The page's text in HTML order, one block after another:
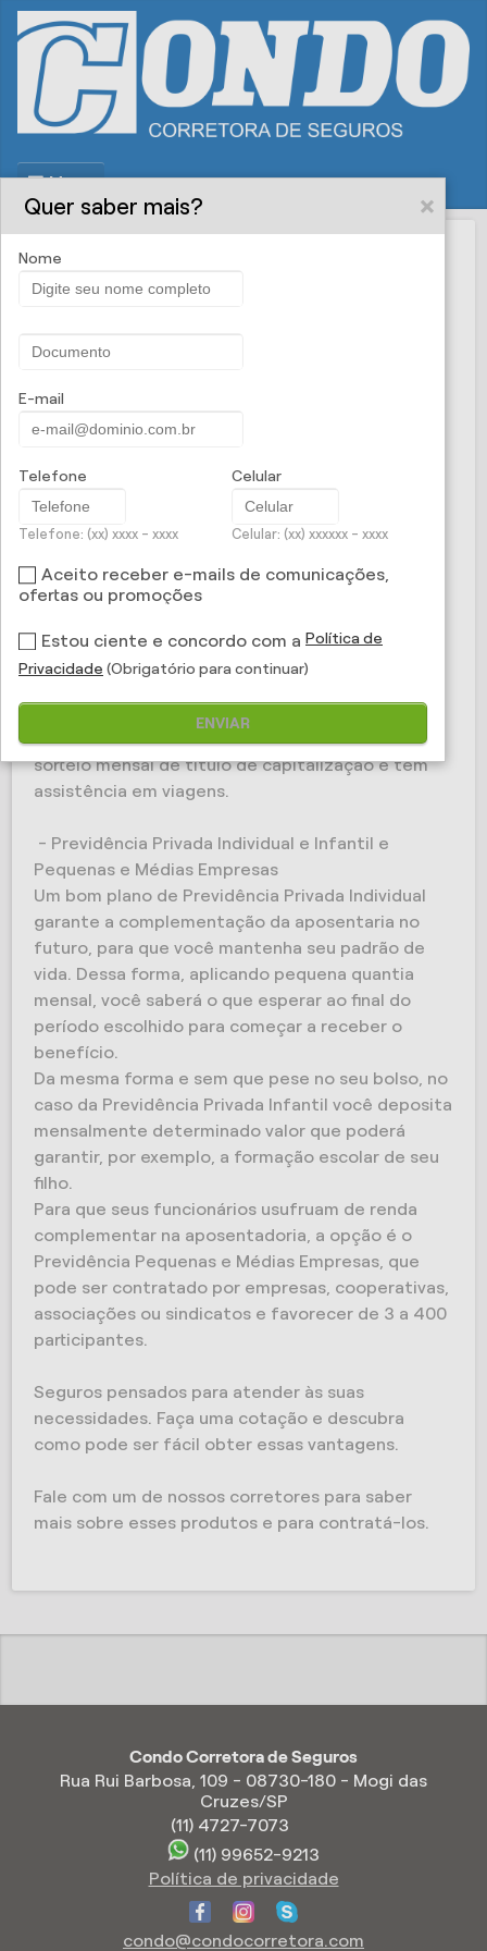
Menu
Condo
Corretora de
Seguros - Seguro de Vida
Você e sua família podem vivenciar os bons
também está garantido.
profissionais e para colaboradores de pequenas e
médias empresas.
São produtos diferentes que se adequam a
diferentes perfis.
descontos em eventos culturais, concorre a
sorteio mensal de título de capitalização e tem
assistência em viagens.
- Previdência Privada Individual e Infantil e
Pequenas e Médias Empresas
Um bom plano de Previdência Privada Individual
garante a complementação da aposentaria no
futuro, para que você mantenha seu padrão de
vida. Dessa forma, aplicando pequena quantia
mensal, você saberá o que esperar ao final do
período escolhido para começar a receber o
benefício.
Da mesma forma e sem que pese no seu bolso, no
caso da Previdência Privada Infantil você deposita
mensalmente determinado valor que poderá
garantir, por exemplo, a formação escolar de seu
filho.
Para que seus funcionários usufruam de renda
complementar na aposentadoria, a opção é o
Previdência Pequenas e Médias Empresas, que
pode ser contratado por empresas, cooperativas,
associações ou sindicatos e favorecer de 3 a 400
participantes.
Seguros pensados para atender às suas
necessidades. Faça uma cotação e descubra
como pode ser fácil obter essas vantagens.
Fale com um de nossos corretores para saber
mais sobre esses produtos e para contratá-los.
Condo Corretora de Seguros
Rua Rui Barbosa, 109 - 08730-180 - Mogi das
Cruzes/SP
(11) 4727-7073
(11) 99652-9213
Política de privacidade
condo@condocorretora.com
Quer saber mais?
Nome
E-mail
Telefone
Telefone: (xx) xxxx - xxxx
Celular
Celular: (xx) xxxxxx - xxxx
Aceito receber e-mails de comunicações,
ofertas ou promoções
Estou ciente e concordo com a Política de
Privacidade (Obrigatório para continuar)
ENVIAR